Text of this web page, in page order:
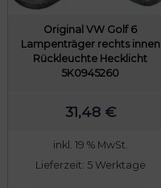
Original VW Golf 6
Lampenträger rechts innen
Rückleuchte Hecklicht
5K0945260
31,48 €
inkl. 19 % MwSt.
Lieferzeit: 5 Werktage